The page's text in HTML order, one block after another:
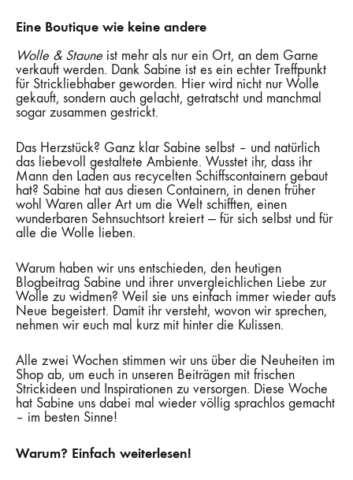
Eine Boutique wie keine andere
Wolle & Staune ist mehr als nur ein Ort, an dem Garne
verkauft werden. Dank Sabine ist es ein echter Treffpunkt
für Strickliebhaber geworden. Hier wird nicht nur Wolle
gekauft, sondern auch gelacht, getratscht und manchmal
sogar zusammen gestrickt.
Das Herzstück? Ganz klar Sabine selbst – und natürlich
das liebevoll gestaltete Ambiente. Wusstet ihr, dass ihr
Mann den Laden aus recycelten Schiffscontainern gebaut
hat? Sabine hat aus diesen Containern, in denen früher
wohl Waren aller Art um die Welt schifften, einen
wunderbaren Sehnsuchtsort kreiert — für sich selbst und für
alle die Wolle lieben.
Warum haben wir uns entschieden, den heutigen
Blogbeitrag Sabine und ihrer unvergleichlichen Liebe zur
Wolle zu widmen? Weil sie uns einfach immer wieder aufs
Neue begeistert. Damit ihr versteht, wovon wir sprechen,
nehmen wir euch mal kurz mit hinter die Kulissen.
Alle zwei Wochen stimmen wir uns über die Neuheiten im
Shop ab, um euch in unseren Beiträgen mit frischen
Strickideen und Inspirationen zu versorgen. Diese Woche
hat Sabine uns dabei mal wieder völlig sprachlos gemacht
– im besten Sinne!
Warum? Einfach weiterlesen!